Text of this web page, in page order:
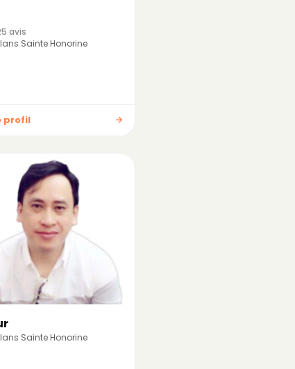
avis
Sainte Honorine
profil
Sainte Honorine